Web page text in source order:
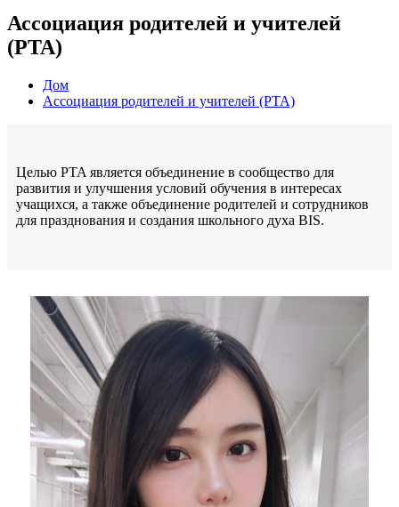
Ассоциация родителей и учителей
(PTA)
Дом
Ассоциация родителей и учителей (PTA)
Целью PTA является объединение в сообщество для
развития и улучшения условий обучения в интересах
учащихся, а также объединение родителей и сотрудников
для празднования и создания школьного духа BIS.